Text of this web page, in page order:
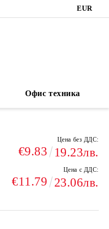
EUR
Офис техника
Цена без ДДС:
€9.83 19.23лв.
Цена с ДДС:
€11.79 23.06лв.